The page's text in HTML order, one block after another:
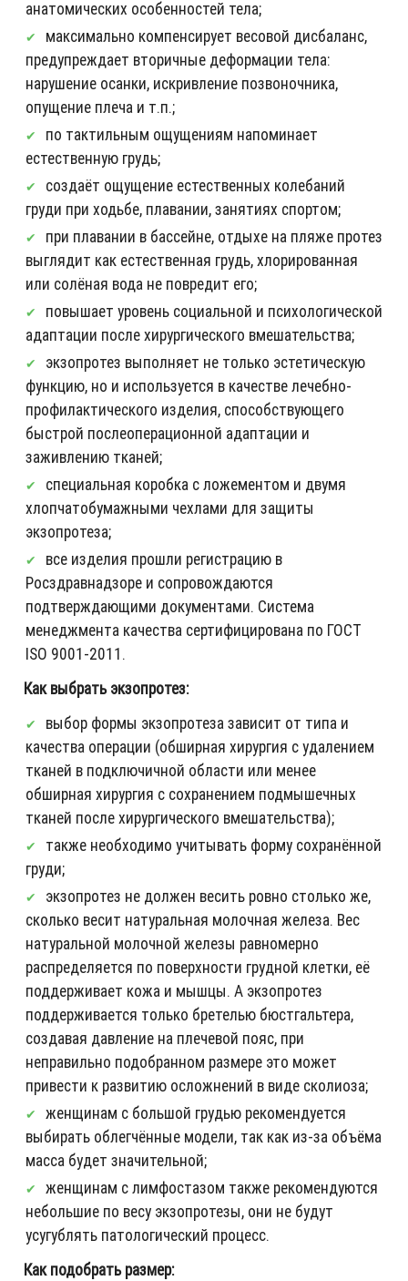
анатомических особенностей тела;
максимально компенсирует весовой дисбаланс,
предупреждает вторичные деформации тела:
нарушение осанки, искривление позвоночника,
опущение плеча и т.п.;
по тактильным ощущениям напоминает
естественную грудь;
создаёт ощущение естественных колебаний
груди при ходьбе, плавании, занятиях спортом;
при плавании в бассейне, отдыхе на пляже протез
выглядит как естественная грудь, хлорированная
или солёная вода не повредит его;
повышает уровень социальной и психологической
адаптации после хирургического вмешательства;
экзопротез выполняет не только эстетическую
функцию, но и используется в качестве лечебно-
профилактического изделия, способствующего
быстрой послеоперационной адаптации и
заживлению тканей;
специальная коробка с ложементом и двумя
хлопчатобумажными чехлами для защиты
экзопротеза;
все изделия прошли регистрацию в
Росздравнадзоре и сопровождаются
подтверждающими документами. Система
менеджмента качества сертифицирована по ГОСТ
ISO 9001-2011.
Как выбрать экзопротез:
выбор формы экзопротеза зависит от типа и
качества операции (обширная хирургия с удалением
тканей в подключичной области или менее
обширная хирургия с сохранением подмышечных
тканей после хирургического вмешательства);
также необходимо учитывать форму сохранённой
груди;
экзопротез не должен весить ровно столько же,
сколько весит натуральная молочная железа. Вес
натуральной молочной железы равномерно
распределяется по поверхности грудной клетки, её
поддерживает кожа и мышцы. А экзопротез
поддерживается только бретелью бюстгальтера,
создавая давление на плечевой пояс, при
неправильно подобранном размере это может
привести к развитию осложнений в виде сколиоза;
женщинам с большой грудью рекомендуется
выбирать облегчённые модели, так как из-за объёма
масса будет значительной;
женщинам с лимфостазом также рекомендуются
небольшие по весу экзопротезы, они не будут
усугублять патологический процесс.
Как подобрать размер: